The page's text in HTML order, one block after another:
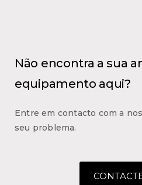
Não encontra a sua
equipamento aqui?
Entre em contacto com a
seu problema.